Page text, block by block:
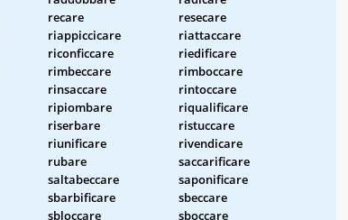
recare
resecare
riappiccicare
riattaccare
riconficcare
riedificare
rimbeccare
rimboccare
rinsaccare
rintoccare
ripiombare
riqualificare
riserbare
ristuccare
riunificare
rivendicare
rubare
saccarificare
saltabeccare
saponificare
sbarbificare
sbeccare
sbloccare
sboccare